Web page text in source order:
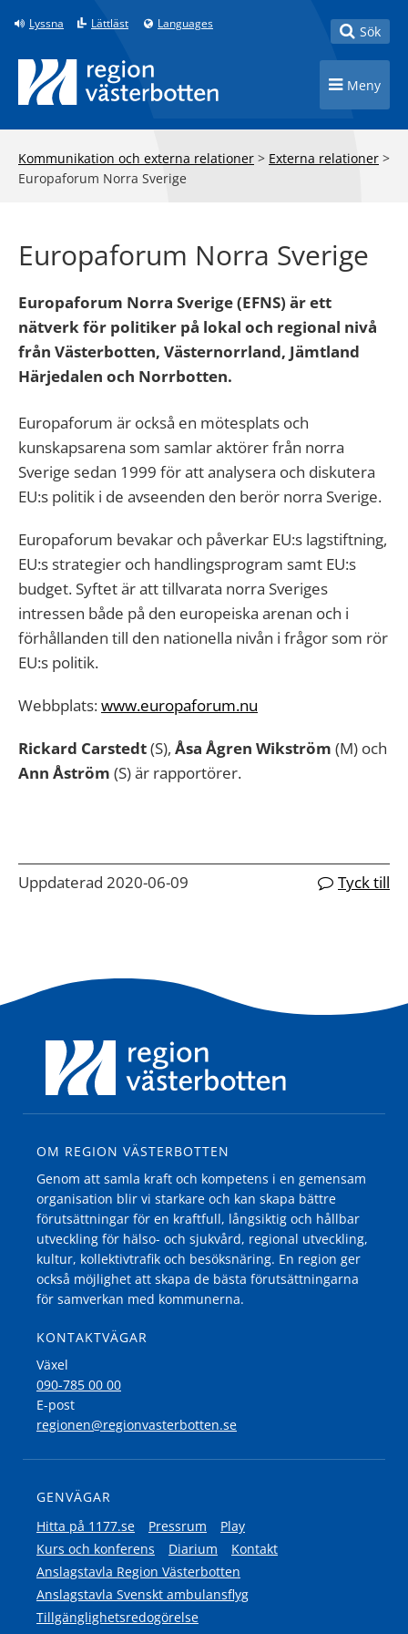
Till innehåll på sidan
Lyssna Lättläst Languages Toggle
Sök
Toggle
Meny
Kommunikation och externa relationer > Externa relationer >
Europaforum Norra Sverige
Europaforum Norra Sverige
Europaforum Norra Sverige (EFNS) är ett
nätverk för politiker på lokal och regional nivå
från Västerbotten, Västernorrland, Jämtland
Härjedalen och Norrbotten.
Europaforum är också en mötesplats och
kunskapsarena som samlar aktörer från norra
Sverige sedan 1999 för att analysera och diskutera
EU:s politik i de avseenden den berör norra Sverige.
Europaforum bevakar och påverkar EU:s lagstiftning,
EU:s strategier och handlingsprogram samt EU:s
budget. Syftet är att tillvarata norra Sveriges
intressen både på den europeiska arenan och i
förhållanden till den nationella nivån i frågor som rör
EU:s politik.
Webbplats:www.europaforum.nu
Rickard Carstedt(S), Åsa Ågren Wikström (M) och
Ann Åström (S) är rapportörer.
Uppdaterad 2020-06-09 Tyck till
OM REGION VÄSTERBOTTEN
Genom att samla kraft och kompetens i en gemensam
organisation blir vi starkare och kan skapa bättre
förutsättningar för en kraftfull, långsiktig och hållbar
utveckling för hälso- och sjukvård, regional utveckling,
kultur, kollektivtrafik och besöksnäring. En region ger
också möjlighet att skapa de bästa förutsättningarna
för samverkan med kommunerna.
KONTAKTVÄGAR
Växel
090-785 00 00
E-post
regionen@regionvasterbotten.se
GENVÄGAR
Hitta på 1177.se
Pressrum
Play
Kurs och konferens
Diarium
Kontakt
Anslagstavla Region Västerbotten
Anslagstavla Svenskt ambulansflyg
Tillgänglighetsredogörelse